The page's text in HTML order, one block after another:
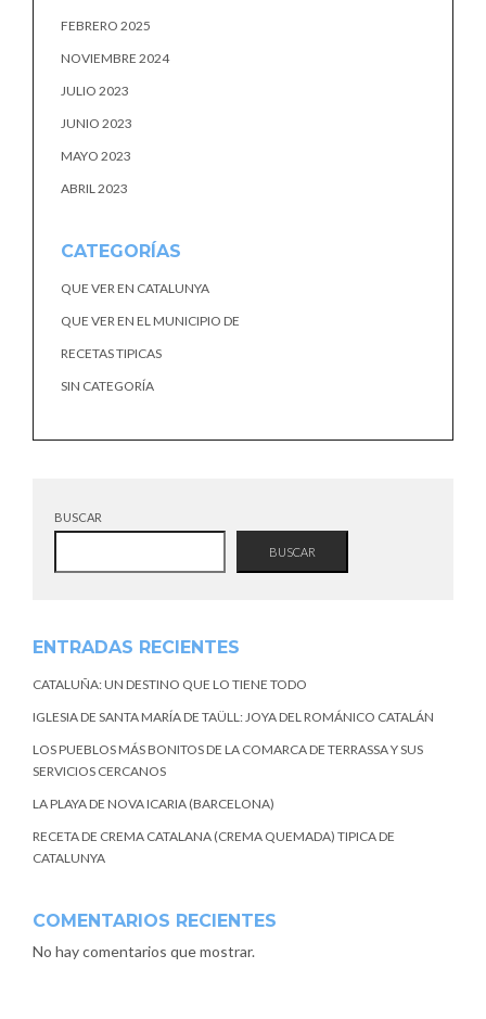
FEBRERO 2025
NOVIEMBRE 2024
JULIO 2023
JUNIO 2023
MAYO 2023
ABRIL 2023
CATEGORÍAS
QUE VER EN CATALUNYA
QUE VER EN EL MUNICIPIO DE
RECETAS TIPICAS
SIN CATEGORÍA
BUSCAR
BUSCAR
ENTRADAS RECIENTES
CATALUÑA: UN DESTINO QUE LO TIENE TODO
IGLESIA DE SANTA MARÍA DE TAÜLL: JOYA DEL ROMÁNICO CATALÁN
LOS PUEBLOS MÁS BONITOS DE LA COMARCA DE TERRASSA Y SUS
SERVICIOS CERCANOS
LA PLAYA DE NOVA ICARIA (BARCELONA)
RECETA DE CREMA CATALANA (CREMA QUEMADA) TIPICA DE
CATALUNYA
COMENTARIOS RECIENTES
No hay comentarios que mostrar.